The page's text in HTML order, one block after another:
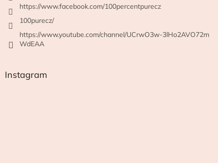
https://www.facebook.com/100percentpurecz
100purecz/
https://www.youtube.com/channel/UCrwO3w-3lHo2AVO72m
WdEAA
Instagram